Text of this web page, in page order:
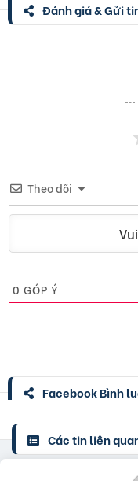
Đánh giá & Gửi
Theo dõi
0 GÓP Ý
Facebook Bình
Các tin liên